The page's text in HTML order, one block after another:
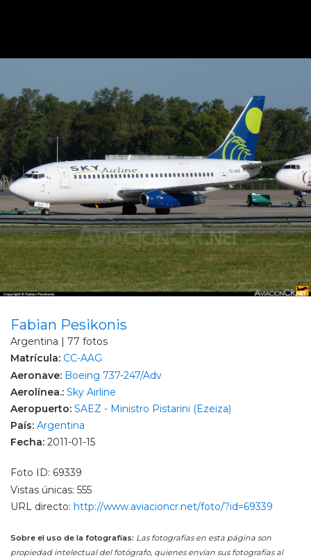
Fabian Pesikonis
Argentina | 77 fotos
Matrícula: CC-AAG
Aeronave: Boeing 737-247/Adv
Aerolínea.: Sky Airline
Aeropuerto: SAEZ - Ministro Pistarini (Ezeiza)
País: Argentina
Fecha: 2011-01-15
Foto ID: 69339
Vistas únicas: 555
URL directo: http://www.aviacioncr.net/foto/?id=69339
Sobre el uso de la fotografías: Las fotografías en esta página son
propiedad intelectual del fotógrafo, quienes envían sus fotografías al